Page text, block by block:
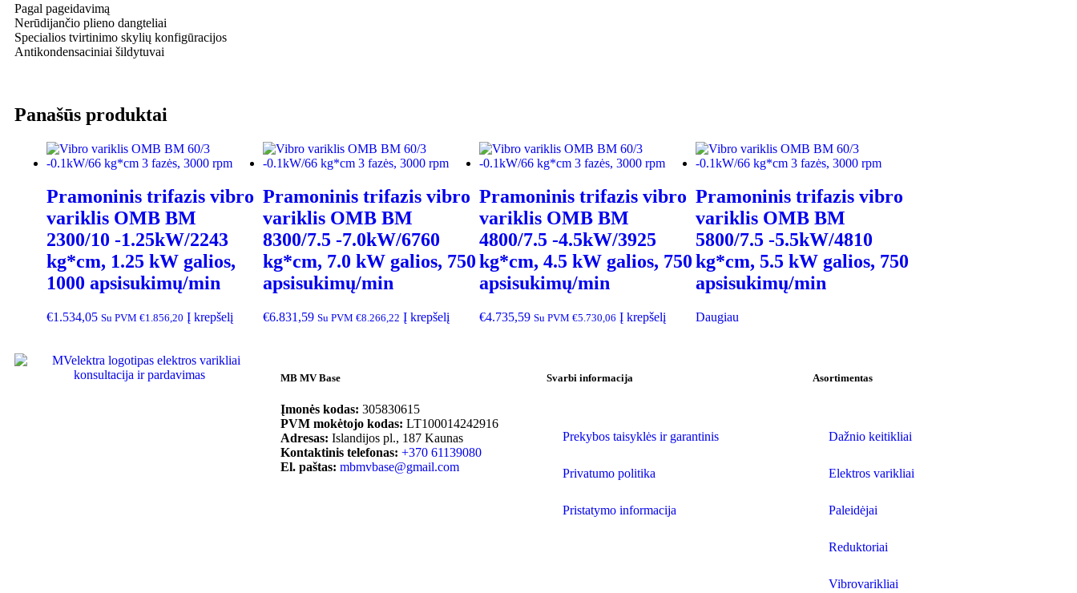
Pagal pageidavimą
Nerūdijančio plieno dangteliai
Specialios tvirtinimo skylių konfigūracijos
Antikondensaciniai šildytuvai
Panašūs produktai
Pramoninis trifazis vibro
variklis OMB BM
2300/10 -1.25kW/2243
kg*cm, 1.25 kW galios,
1000 apsisukimų/min
€1.534,05 Su PVM €1.856,20 Į krepšelį
Pramoninis trifazis vibro
variklis OMB BM
8300/7.5 -7.0kW/6760
kg*cm, 7.0 kW galios, 750
apsisukimų/min
€6.831,59 Su PVM €8.266,22 Į krepšelį
Pramoninis trifazis vibro
variklis OMB BM
4800/7.5 -4.5kW/3925
kg*cm, 4.5 kW galios, 750
apsisukimų/min
€4.735,59 Su PVM €5.730,06 Į krepšelį
Pramoninis trifazis vibro
variklis OMB BM
5800/7.5 -5.5kW/4810
kg*cm, 5.5 kW galios, 750
apsisukimų/min
Daugiau
MB MV Base
Įmonės kodas: 305830615
PVM mokėtojo kodas: LT100014242916
Adresas: Islandijos pl., 187 Kaunas
Kontaktinis telefonas: +370 61139080
El. paštas: mbmvbase@gmail.com
Svarbi informacija
Prekybos taisyklės ir garantinis
Privatumo politika
Pristatymo informacija
Asortimentas
Dažnio keitikliai
Elektros varikliai
Paleidėjai
Reduktoriai
Vibrovarikliai